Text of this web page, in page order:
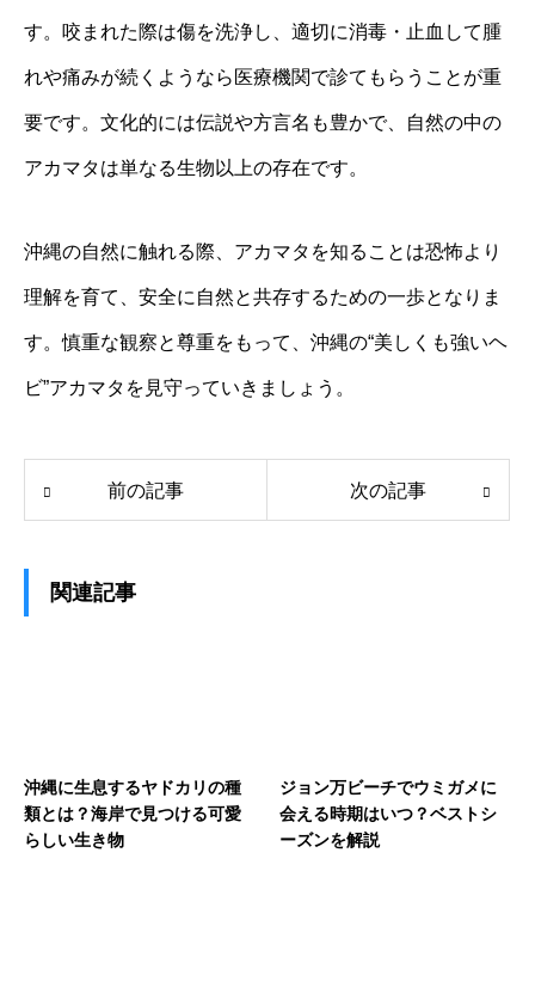
す。咬まれた際は傷を洗浄し、適切に消毒・止血して腫
れや痛みが続くようなら医療機関で診てもらうことが重
要です。文化的には伝説や方言名も豊かで、自然の中の
アカマタは単なる生物以上の存在です。
沖縄の自然に触れる際、アカマタを知ることは恐怖より
理解を育て、安全に自然と共存するための一歩となりま
す。慎重な観察と尊重をもって、沖縄の“美しくも強いヘ
ビ”アカマタを見守っていきましょう。
前の記事 次の記事
関連記事
沖縄に生息するヤドカリの種
類とは？海岸で見つける可愛
らしい生き物
ジョン万ビーチでウミガメに
会える時期はいつ？ベストシ
ーズンを解説